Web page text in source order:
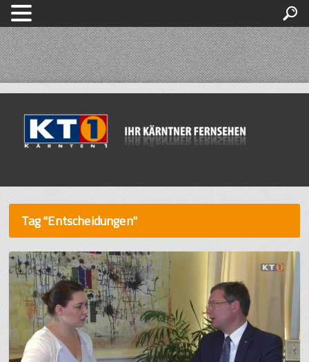
Tag "Entscheidungen"